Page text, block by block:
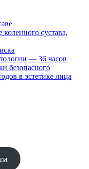
сустава,
— 36 часов
безопасного
в эстетике лица